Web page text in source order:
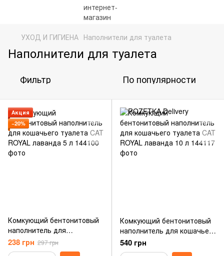
УХОД И ГИГИЕНА Наполнители для туалета
Наполнители для туалета
Фильтр По популярности
Акция
−20%
Комкующий бентонитовый
наполнитель для
кошачьего туалета CAT
ROYAL лаванда 5 л
238 грн 297 грн
Комкующий бентонитовый
наполнитель для кошачьего
туалета CAT ROYAL
лаванда 10 л
540 грн